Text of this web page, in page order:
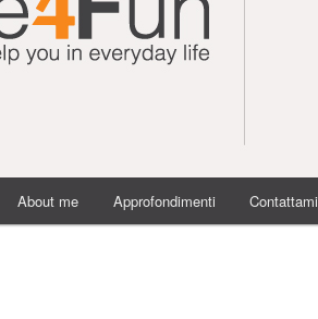
About me Approfondimenti Contattami